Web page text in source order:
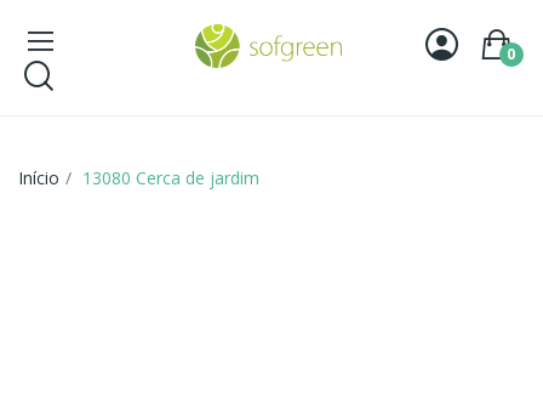
0
Início 13080 Cerca de jardim